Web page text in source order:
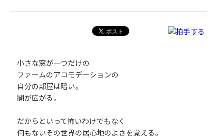
小さな窓が一つだけの
ファームのアコモデーションの
自分の部屋は暗い。
闇が広がる。
だからといって怖いわけでもなく
何もないその世界の居心地のよさを覚える。